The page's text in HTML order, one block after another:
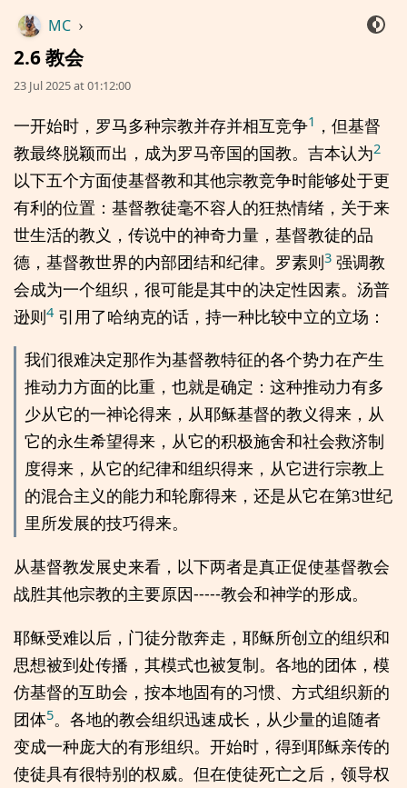
MC ›
2.6 教会
23 Jul 2025 at 01:12:00
一开始时，罗马多种宗教并存并相互竞争1 ，但基督
教最终脱颖而出，成为罗马帝国的国教。吉本认为2
以下五个方面使基督教和其他宗教竞争时能够处于更
有利的位置：基督教徒毫不容人的狂热情绪，关于来
世生活的教义，传说中的神奇力量，基督教徒的品
德，基督教世界的内部团结和纪律。罗素则3 强调教
会成为一个组织，很可能是其中的决定性因素。汤普
逊则4 引用了哈纳克的话，持一种比较中立的立场：
我们很难决定那作为基督教特征的各个势力在产生
推动力方面的比重，也就是确定：这种推动力有多
少从它的一神论得来，从耶稣基督的教义得来，从
它的永生希望得来，从它的积极施舍和社会救济制
度得来，从它的纪律和组织得来，从它进行宗教上
的混合主义的能力和轮廓得来，还是从它在第3世纪
里所发展的技巧得来。
从基督教发展史来看，以下两者是真正促使基督教会
战胜其他宗教的主要原因-----教会和神学的形成。
耶稣受难以后，门徒分散奔走，耶稣所创立的组织和
思想被到处传播，其模式也被复制。各地的团体，模
仿基督的互助会，按本地固有的习惯、方式组织新的
团体5。各地的教会组织迅速成长，从少量的追随者
变成一种庞大的有形组织。开始时，得到耶稣亲传的
使徒具有很特别的权威。但在使徒死亡之后，领导权